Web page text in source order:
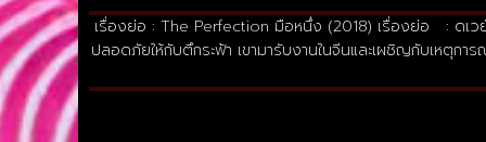
เรื่องย่อ : The Perfection มือหนึ่ง (2018) เรื่องย่อ : ดเ
ปลอดภัยให้กับตึกระฟ้า เขามารับงานในจีนและเผชิญกับเหตุก